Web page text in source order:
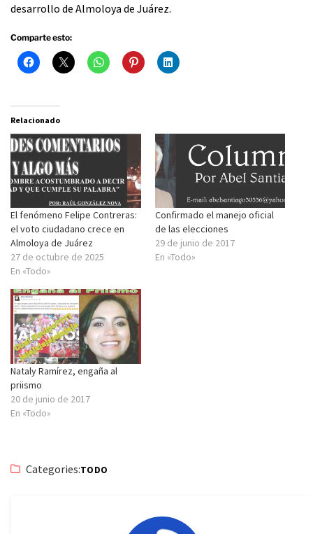
desarrollo de Almoloya de Juárez.
Comparte esto:
Relacionado
El fenómeno Felipe Contreras:
el voto ciudadano crece en
Almoloya de Juárez
27 de octubre de 2025
En «Todo»
Confirmado el manejo oficial
de las elecciones
29 de junio de 2017
En «Todo»
Nataly Ramírez, engaña al
priismo
20 de junio de 2017
En «Todo»
Categories:TODO